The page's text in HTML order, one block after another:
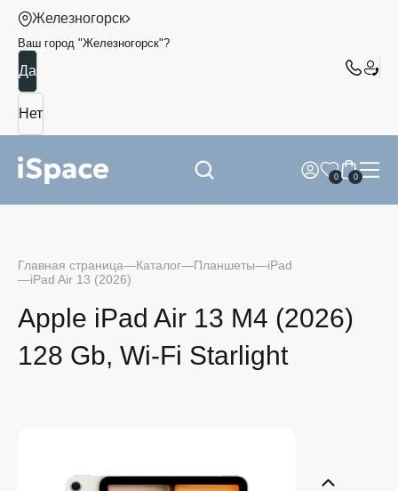
Железногорск
Ваш город "Железногорск"?
0 0
Главная страница Каталог Планшеты
iPad
iPad Air 13 (2026)
Apple iPad Air 13 M4 (2026)
128 Gb, Wi-Fi Starlight